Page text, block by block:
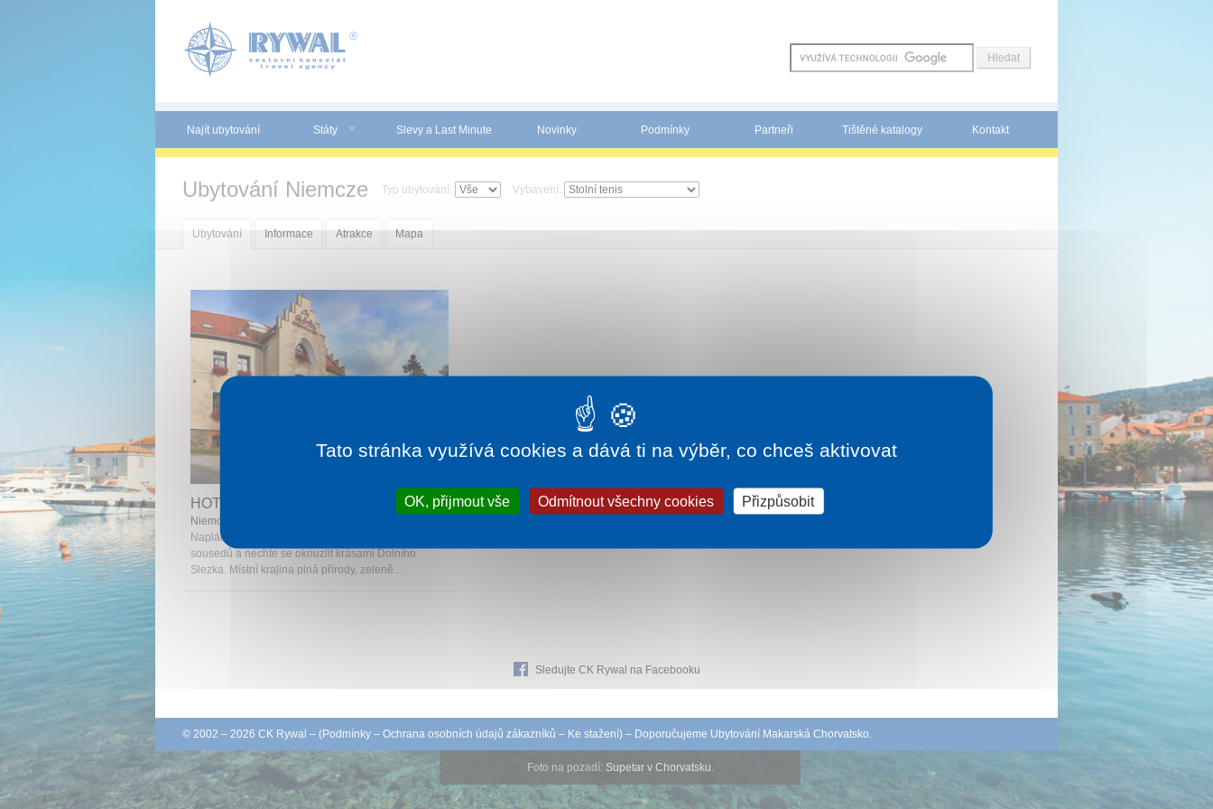
Najít ubytování Státy Slevy a Last Minute Novinky Podmínky Partneři Tištěné katalogy Kontakt
Ubytování Niemcze Typ ubytování: Vybavení:
Ubytování Informace Atrakce Mapa
HOTEL NIEMCZA SPA
Niemcza
Naplánujte si wellnes pobyt u našich severních
sousedů a nechte se okouzlit krásami Dolního
Slezka. Místní krajina plná přírody, zeleně...
Sledujte CK Rywal na Facebooku
© 2002 – 2026 CK Rywal – (Podmínky – Ochrana osobních údajů zákazníků – Ke stažení) – Doporučujeme Ubytování Makarská Chorvatsko.
Foto na pozadí: Supetar v Chorvatsku.
Tato stránka využívá cookies a dává ti na výběr, co chceš aktivovat
OK, přijmout vše Odmítnout všechny cookies Přizpůsobit